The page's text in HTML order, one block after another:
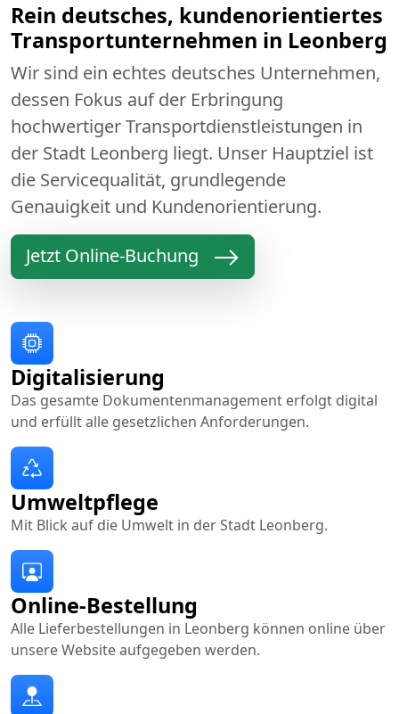
Rein deutsches, kundenorientiertes
Transportunternehmen in Leonberg
Wir sind ein echtes deutsches Unternehmen,
dessen Fokus auf der Erbringung
hochwertiger Transportdienstleistungen in
der Stadt Leonberg liegt. Unser Hauptziel ist
die Servicequalität, grundlegende
Genauigkeit und Kundenorientierung.
Jetzt Online-Buchung
Online-Bestellung
Alle Lieferbestellungen in Leonberg können online über
unsere Website aufgegeben werden.
Digitalisierung
Das gesamte Dokumentenmanagement erfolgt digital
und erfüllt alle gesetzlichen Anforderungen.
Umweltpflege
Mit Blick auf die Umwelt in der Stadt Leonberg.